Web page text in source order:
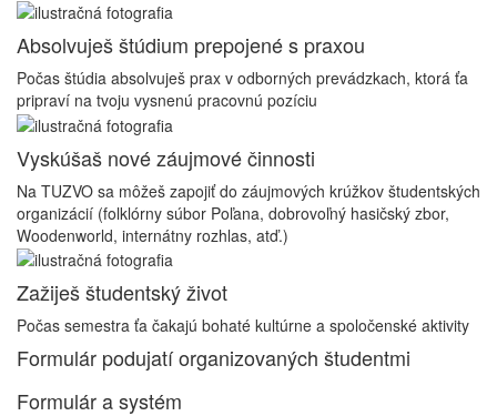
Absolvuješ štúdium prepojené s praxou
Počas štúdia absolvuješ prax v odborných prevádzkach, ktorá ťa
pripraví na tvoju vysnenú pracovnú pozíciu
Vyskúšaš nové záujmové činnosti
Na TUZVO sa môžeš zapojiť do záujmových krúžkov študentských
organizácií (folklórny súbor Poľana, dobrovoľný hasičský zbor,
Woodenworld, internátny rozhlas, atď.)
Zažiješ študentský život
Počas semestra ťa čakajú bohaté kultúrne a spoločenské aktivity
Formulár podujatí organizovaných študentmi
Formulár a systém